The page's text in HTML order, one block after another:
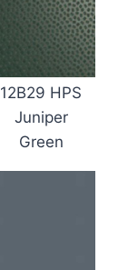
12B29 HPS
Juniper
Green